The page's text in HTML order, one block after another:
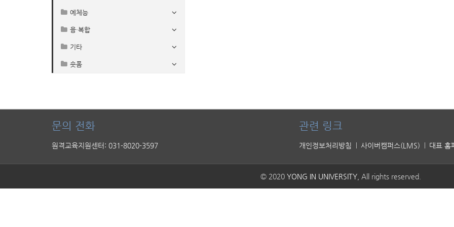
예체능
융·복합
기타
숏폼
문의 전화
원격교육지원센터: 031-8020-3597
관련 링크
개인정보처리방침 사이버캠퍼스(LMS) 대표 홈
© 2020 YONG IN UNIVERSITY, All rights reserved.